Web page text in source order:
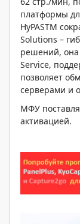
платформы
HyPASTM
Solutions –
решений, она
Service,
позволяет
серверами и
МФУ
активацией.